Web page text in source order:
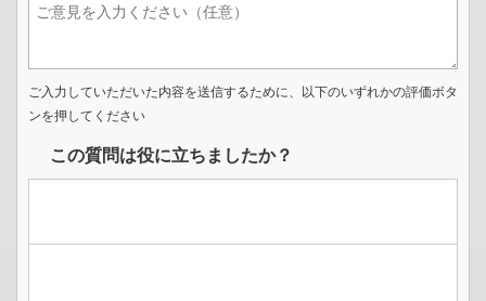
ご入力していただいた内容を送信するために、以下のいずれかの評価ボタ
ンを押してください
この質問は役に立ちましたか？